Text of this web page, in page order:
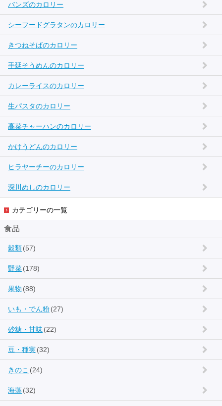
バンズのカロリー
シーフードグラタンのカロリー
きつねそばのカロリー
手延そうめんのカロリー
カレーライスのカロリー
生パスタのカロリー
高菜チャーハンのカロリー
かけうどんのカロリー
ヒラヤーチーのカロリー
深川めしのカロリー
カテゴリーの一覧
食品
穀類(57)
野菜(178)
果物 (88)
いも・でん粉(27)
砂糖・甘味(22)
豆・種実(32)
きのこ (24)
海藻(32)